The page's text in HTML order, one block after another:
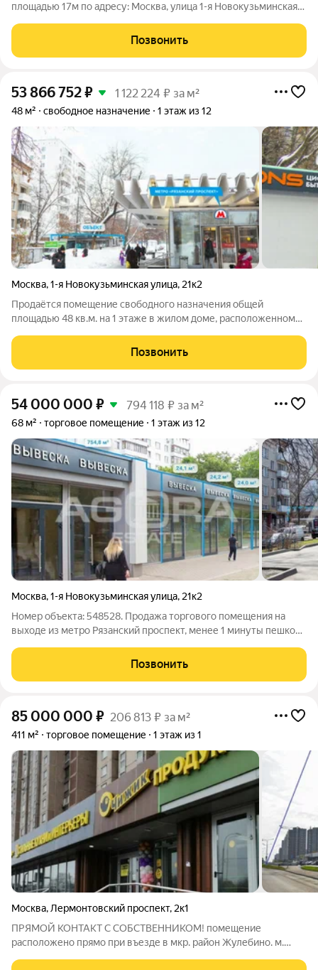
площадью 17м по адресу: Москва, улица 1-я Новокузьминская
бизнес удобная транспортная доступность: от станции метро
«Рязанский проспект»
Позвонить
53 866 752₽ 1 122 224 ₽ за м²
48 м² свободное назначение 1 этаж из 12
Москва,1-я Новокузьминская улица, 21к2
Продаётся помещение свободного назначения общей
площадью 48 кв.м. на 1 этаже в жилом доме, расположенном
пешком от метро Рязанский проспект. Планировка смешанная.
Состояние помещения:
Позвонить
54 000 000 ₽ 794 118 ₽ за м²
68 м² торговое помещение 1 этаж из 12
Москва,1-я Новокузьминская улица, 21к2
Номер объекта: 548528. Продажа торгового помещения на
выходе из метро Рязанский проспект, менее 1 минуты пешком.
расположено на 1-м этаже жилого 12-ти этажного дома.
Интенсивный пешеходный поток.
Позвонить
85 000 000 ₽ 206 813 ₽ за м²
411 м² торговое помещение 1 этаж из 1
Москва, Лермонтовский проспект, 2к1
ПРЯМОЙ КОНТАКТ С СОБСТВЕННИКОМ! помещение
расположено прямо при въезде в мкр. район Жулебино. м.